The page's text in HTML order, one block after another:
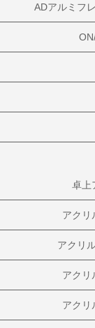
ADアルミフ
卓上
アクリ
アクリ
アクリ
アクリ